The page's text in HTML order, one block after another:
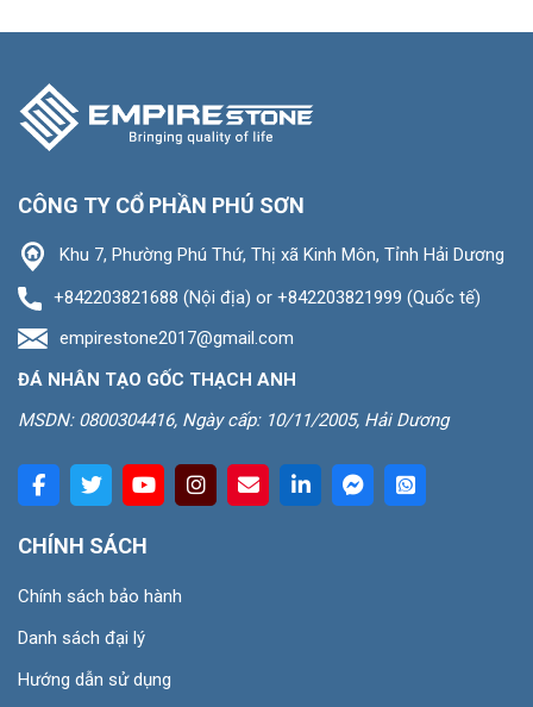
CÔNG TY CỔ PHẦN PHÚ SƠN
Khu 7, Phường Phú Thứ, Thị xã Kinh Môn, Tỉnh Hải Dương
+842203821688 (Nội địa) or +842203821999 (Quốc tế)
empirestone2017@gmail.com
ĐÁ NHÂN TẠO GỐC THẠCH ANH
MSDN: 0800304416, Ngày cấp: 10/11/2005, Hải Dương
CHÍNH SÁCH
Chính sách bảo hành
Danh sách đại lý
Hướng dẫn sử dụng